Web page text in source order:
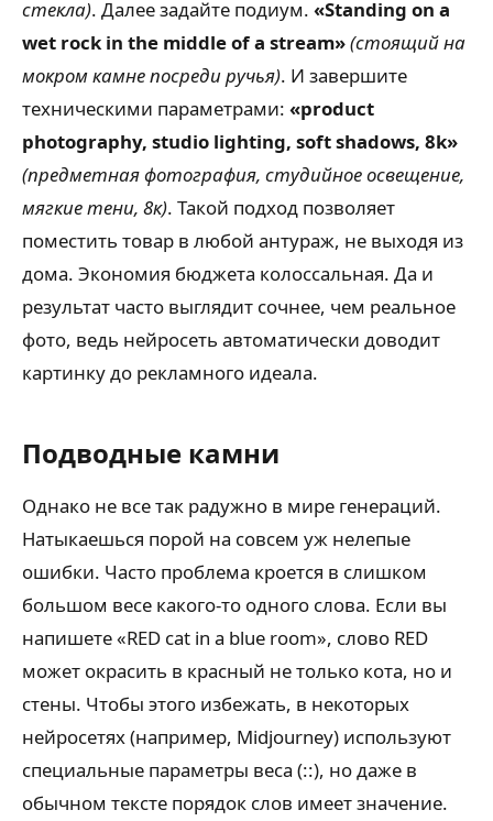
стекла). Далее задайте подиум. «Standing on a
wet rock in the middle of a stream»(стоящий на
мокром камне посреди ручья). И завершите
техническими параметрами: «product
photography, studio lighting, soft shadows, 8k»
(предметная фотография, студийное освещение,
мягкие тени, 8к). Такой подход позволяет
поместить товар в любой антураж, не выходя из
дома. Экономия бюджета колоссальная. Да и
результат часто выглядит сочнее, чем реальное
фото, ведь нейросеть автоматически доводит
картинку до рекламного идеала.
Подводные камни
Однако не все так радужно в мире генераций.
Натыкаешься порой на совсем уж нелепые
ошибки. Часто проблема кроется в слишком
большом весе какого-то одного слова. Если вы
напишете «RED cat in a blue room», слово RED
может окрасить в красный не только кота, но и
стены. Чтобы этого избежать, в некоторых
нейросетях (например, Midjourney) используют
специальные параметры веса (::), но даже в
обычном тексте порядок слов имеет значение.